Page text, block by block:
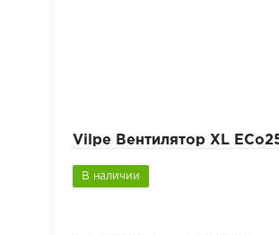
Vilpe Вентилятор XL
В наличии